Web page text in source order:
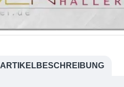
ARTIKELBESCHREIBUNG